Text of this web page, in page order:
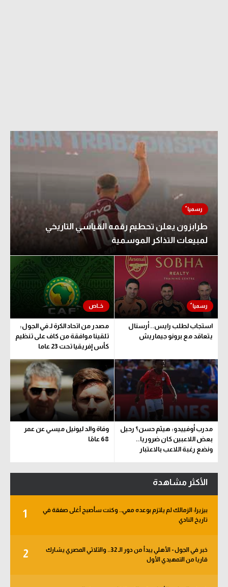
طرابزون يعلن تحطيم رقمه القياسي التاريخي
لمبيعات التذاكر الموسمية
استجاب لطلب رايس.. أرسنال
يتعاقد مع برونو جيماريش
مصدر من اتحاد الكرة لـ في الجول:
تلقينا موافقة من كاف على تنظيم
كأس إفريقيا تحت 23 عاما
مدرب أوفييدو: هيثم حسن؟ رحيل
بعض اللاعبين كان ضروريا..
ونضع رغبة اللاعب بالاعتبار
وفاة والد ليونيل ميسي عن عمر
68 عامًا
الأكثر مشاهدة
1
بيزيرا: الزمالك لم يلتزم بوعده معي.. وكنت سأصبح أغلى صفقة في
تاريخ النادي
2
خبر في الجول - الأهلي يبدأ من دور الـ 32.. والثلاثي المصري يشارك
قاريا من التمهيدي الأول